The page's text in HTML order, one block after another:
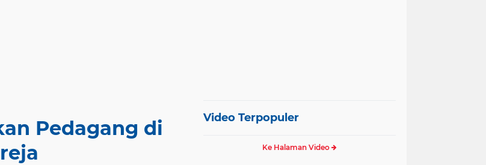
Pedagang di
Video Terpopuler
Ke Halaman Video